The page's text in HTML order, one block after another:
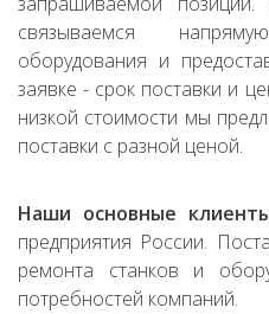
связываемся
оборудования и
заявке - срок поставки и
низкой стоимости мы
поставки с разной ценой.
Наши основные
предприятия России.
ремонта станков и
потребностей компаний.